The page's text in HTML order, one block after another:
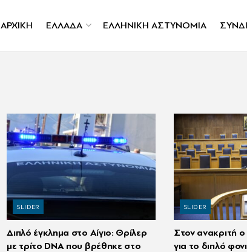
ΑΡΧΙΚΗ ΕΛΛΑΔΑ ΕΛΛΗΝΙΚΗ ΑΣΤΥΝΟΜΙΑ
SLIDER
Διπλό έγκλημα στο Αίγιο: Θρίλερ
με τρίτο DNA που βρέθηκε στο
SLIDER
Στον ανακριτή ο
για το διπλό